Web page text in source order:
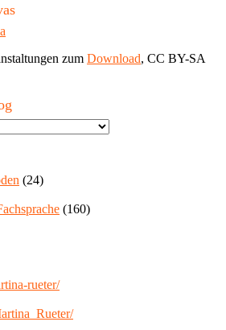
zum Download, CC BY-SA
(24)
(160)
rueter/